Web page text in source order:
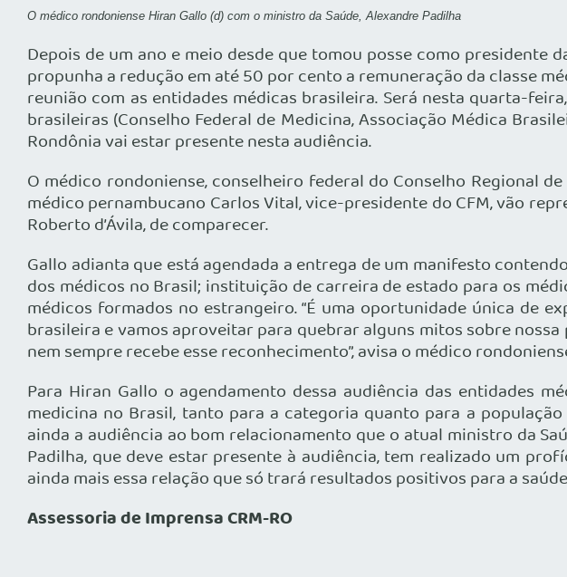
O médico rondoniense Hiran Gallo (d) com o ministro da Saúde, Alexandre Padilha
Depois de um ano e meio desde que tomou posse como
propunha a redução em até 50 por cento a remuneração da classe
reunião com as entidades médicas brasileira. Será nesta quarta-
brasileiras (Conselho Federal de Medicina, Associação Médica
Rondônia vai estar presente nesta audiência.
O médico rondoniense, conselheiro federal do Conselho Regional
médico pernambucano Carlos Vital, vice-presidente do CFM, vão
Roberto d’Ávila, de comparecer.
Gallo adianta que está agendada a entrega de um manifesto
dos médicos no Brasil; instituição de carreira de estado para os
médicos formados no estrangeiro. “É uma oportunidade única de
brasileira e vamos aproveitar para quebrar alguns mitos sobre
nem sempre recebe esse reconhecimento”, avisa o médico
Para Hiran Gallo o agendamento dessa audiência das entidades
medicina no Brasil, tanto para a categoria quanto para a
ainda a audiência ao bom relacionamento que o atual ministro da
Padilha, que deve estar presente à audiência, tem realizado um
ainda mais essa relação que só trará resultados positivos para a
Assessoria de Imprensa CRM-RO